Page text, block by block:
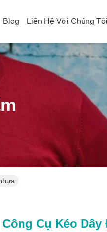
Blog Liên Hệ Với Chúng Tôi
Công Cụ Kéo